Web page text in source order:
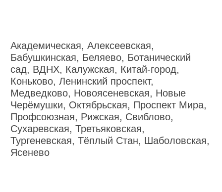
Академическая, Алексеевская,
Бабушкинская, Беляево, Ботанический
сад, ВДНХ, Калужская, Китай-город,
Коньково, Ленинский проспект,
Медведково, Новоясеневская, Новые
Черёмушки, Октябрьская, Проспект Мира,
Профсоюзная, Рижская, Свиблово,
Сухаревская, Третьяковская,
Тургеневская, Тёплый Стан, Шаболовская,
Ясенево